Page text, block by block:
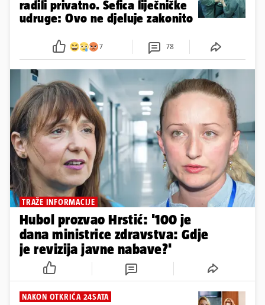
radili privatno. Šefica liječničke
udruge: Ovo ne djeluje zakonito
7 78
TRAŽE INFORMACIJE
Hubol prozvao Hrstić: '100 je
dana ministrice zdravstva: Gdje
je revizija javne nabave?'
NAKON OTKRIĆA 24SATA